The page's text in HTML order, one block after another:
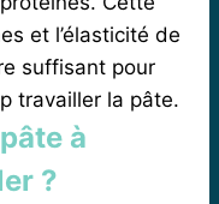
et l’élasticité de
suffisant pour
travailler la pâte.
à
?